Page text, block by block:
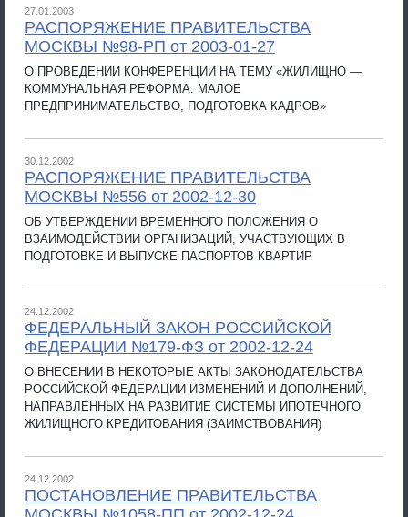
27.01.2003
РАСПОРЯЖЕНИЕ ПРАВИТЕЛЬСТВА
МОСКВЫ №98-РП от 2003-01-27
О ПРОВЕДЕНИИ КОНФЕРЕНЦИИ НА ТЕМУ «ЖИЛИЩНО —
КОММУНАЛЬНАЯ РЕФОРМА. МАЛОЕ
ПРЕДПРИНИМАТЕЛЬСТВО, ПОДГОТОВКА КАДРОВ»
30.12.2002
РАСПОРЯЖЕНИЕ ПРАВИТЕЛЬСТВА
МОСКВЫ №556 от 2002-12-30
ОБ УТВЕРЖДЕНИИ ВРЕМЕННОГО ПОЛОЖЕНИЯ О
ВЗАИМОДЕЙСТВИИ ОРГАНИЗАЦИЙ, УЧАСТВУЮЩИХ В
ПОДГОТОВКЕ И ВЫПУСКЕ ПАСПОРТОВ КВАРТИР
24.12.2002
ФЕДЕРАЛЬНЫЙ ЗАКОН РОССИЙСКОЙ
ФЕДЕРАЦИИ №179-ФЗ от 2002-12-24
О ВНЕСЕНИИ В НЕКОТОРЫЕ АКТЫ ЗАКОНОДАТЕЛЬСТВА
РОССИЙСКОЙ ФЕДЕРАЦИИ ИЗМЕНЕНИЙ И ДОПОЛНЕНИЙ,
НАПРАВЛЕННЫХ НА РАЗВИТИЕ СИСТЕМЫ ИПОТЕЧНОГО
ЖИЛИЩНОГО КРЕДИТОВАНИЯ (ЗАИМСТВОВАНИЯ)
24.12.2002
ПОСТАНОВЛЕНИЕ ПРАВИТЕЛЬСТВА